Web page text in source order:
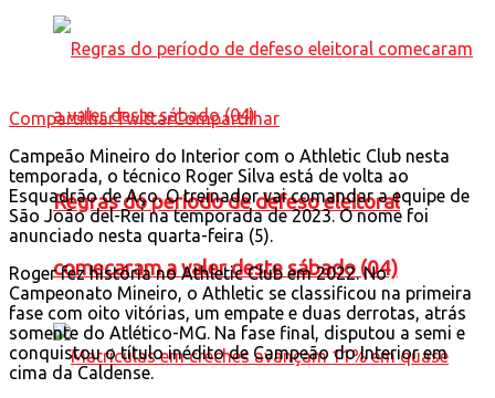
Regras do período de defeso eleitoral
comecaram a valer deste sábado (04)
CompartilharTwittarCompartilhar
Campeão Mineiro do Interior com o Athletic Club nesta
temporada, o técnico Roger Silva está de volta ao
Esquadrão de Aço. O treinador vai comandar a equipe de
São João del-Rei na temporada de 2023. O nome foi
anunciado nesta quarta-feira (5).
Roger fez história no Athletic Club em 2022. No
Campeonato Mineiro, o Athletic se classificou na primeira
fase com oito vitórias, um empate e duas derrotas, atrás
somente do Atlético-MG. Na fase final, disputou a semi e
conquistou o título inédito de Campeão do Interior em
cima da Caldense.